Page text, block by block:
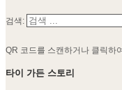
검색:
QR 코드를 스캔하거나 클릭하
타이 가든 스토리